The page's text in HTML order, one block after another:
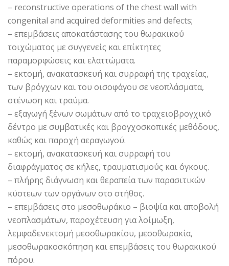
– reconstructive operations of the chest wall with
congenital and acquired deformities and defects;
– επεμβάσεις αποκατάστασης του θωρακικού
τοιχώματος με συγγενείς και επίκτητες
παραμορφώσεις και ελαττώματα.
– εκτομή, ανακατασκευή και συρραφή της τραχείας,
των βρόγχων και του οισοφάγου σε νεοπλάσματα,
στένωση και τραύμα.
– εξαγωγή ξένων σωμάτων από το τραχειοβρογχικό
δέντρο με συμβατικές και βρογχοσκοπικές μεθόδους,
καθώς και παροχή αεραγωγού.
– εκτομή, ανακατασκευή και συρραφή του
διαφράγματος σε κήλες, τραυματισμούς και όγκους.
– πλήρης διάγνωση και θεραπεία των παρασιτικών
κύστεων των οργάνων στο στήθος.
– επεμβάσεις στο μεσοθωράκιο – βιοψία και αποβολή
νεοπλασμάτων, παροχέτευση για λοίμωξη,
λεμφαδενεκτομή μεσοθωρακίου, μεσοθωρακία,
μεσοθωρακοσκόπηση και επεμβάσεις του θωρακικού
πόρου.